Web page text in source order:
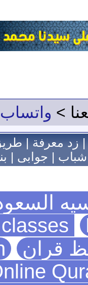
> واتساب
زد معرفة|
شباب | جوابى |
قران